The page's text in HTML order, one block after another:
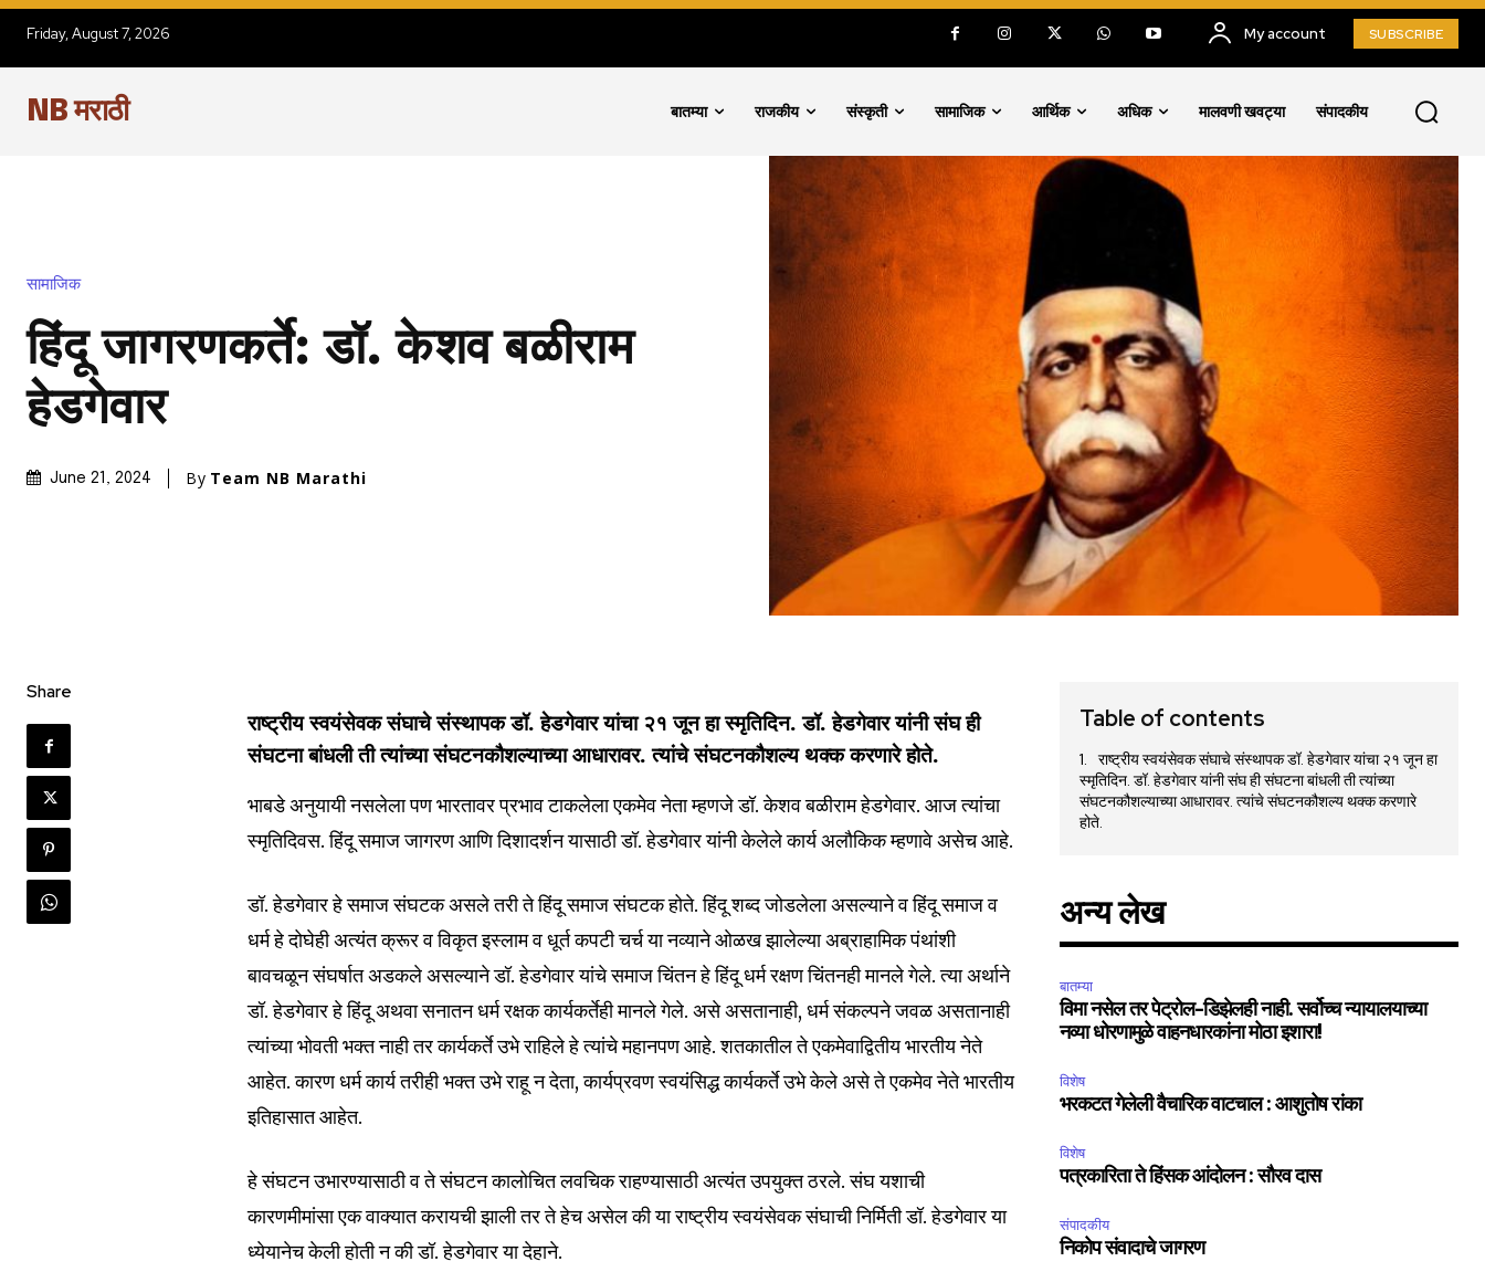
Join our community of
SUBSCRIBERS and be part
of the conversation.
To subscribe, simply enter your email address on our website or click
the subscribe button below. Don't worry, we respect your privacy and
won't spam your inbox. Your information is safe with us.
SUBSCRIBE
I've read and accept the Privacy Policy
6,300 75
Friday, August 7, 2026 My account SUBSCRIBE
NB मराठी बातम्या राजकीय संस्कृती सामाजिक आर्थिक अधिक मालवणी खवट्या संपादकीय
सामाजिक
हिंदू जागरणकर्ते: डॉ. केशव बळीराम
हेडगेवार
June 21, 2024 By Team NB Marathi
Share
राष्ट्रीय स्वयंसेवक संघाचे संस्थापक डॉ. हेडगेवार यांचा २१ जून हा स्मृतिदिन. डॉ. हेडगेवार यांनी संघ ही
संघटना बांधली ती त्यांच्या संघटनकौशल्याच्या आधारावर. त्यांचे संघटनकौशल्य थक्क करणारे होते.
भाबडे अनुयायी नसलेला पण भारतावर प्रभाव टाकलेला एकमेव नेता म्हणजे डॉ. केशव बळीराम हेडगेवार. आज त्यांचा
स्मृतिदिवस. हिंदू समाज जागरण आणि दिशादर्शन यासाठी डॉ. हेडगेवार यांनी केलेले कार्य अलौकिक म्हणावे असेच आहे.
डॉ. हेडगेवार हे समाज संघटक असले तरी ते हिंदू समाज संघटक होते. हिंदू शब्द जोडलेला असल्याने व हिंदू समाज व
धर्म हे दोघेही अत्यंत क्रूर व विकृत इस्लाम व धूर्त कपटी चर्च या नव्याने ओळख झालेल्या अब्राहामिक पंथांशी
बावचळून संघर्षात अडकले असल्याने डॉ. हेडगेवार यांचे समाज चिंतन हे हिंदू धर्म रक्षण चिंतनही मानले गेले. त्या अर्थाने
डॉ. हेडगेवार हे हिंदू अथवा सनातन धर्म रक्षक कार्यकर्तेही मानले गेले. असे असतानाही, धर्म संकल्पने जवळ असतानाही
त्यांच्या भोवती भक्त नाही तर कार्यकर्ते उभे राहिले हे त्यांचे महानपण आहे. शतकातील ते एकमेवाद्वितीय भारतीय नेते
आहेत. कारण धर्म कार्य तरीही भक्त उभे राहू न देता, कार्यप्रवण स्वयंसिद्ध कार्यकर्ते उभे केले असे ते एकमेव नेते भारतीय
इतिहासात आहेत.
हे संघटन उभारण्यासाठी व ते संघटन कालोचित लवचिक राहण्यासाठी अत्यंत उपयुक्त ठरले. संघ यशाची
कारणमीमांसा एक वाक्यात करायची झाली तर ते हेच असेल की या राष्ट्रीय स्वयंसेवक संघाची निर्मिती डॉ. हेडगेवार या
ध्येयानेच केली होती न की डॉ. हेडगेवार या देहाने.
Table of contents
राष्ट्रीय स्वयंसेवक संघाचे संस्थापक डॉ. हेडगेवार यांचा २१ जून हा
स्मृतिदिन. डॉ. हेडगेवार यांनी संघ ही संघटना बांधली ती त्यांच्या
संघटनकौशल्याच्या आधारावर. त्यांचे संघटनकौशल्य थक्क करणारे
होते.
अन्य लेख
बातम्या
विमा नसेल तर पेट्रोल-डिझेलही नाही. सर्वोच्च न्यायालयाच्या
नव्या धोरणामुळे वाहनधारकांना मोठा इशारा!
विशेष
भरकटत गेलेली वैचारिक वाटचाल : आशुतोष रांका
विशेष
पत्रकारिता ते हिंसक आंदोलन : सौरव दास
संपादकीय
निकोप संवादाचे जागरण